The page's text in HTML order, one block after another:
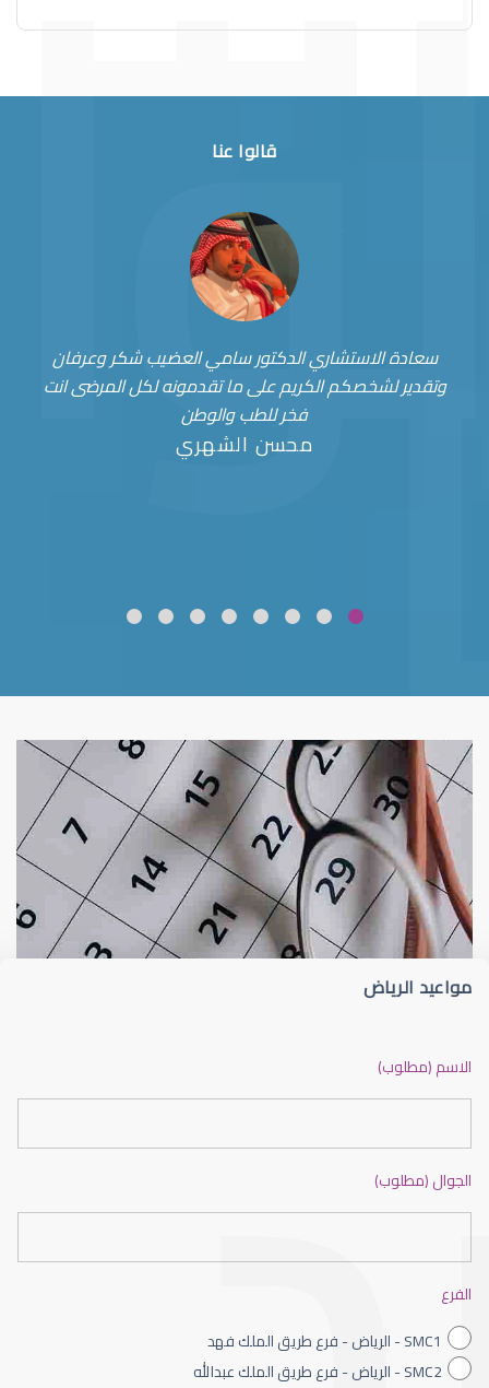
قالوا عنا
سعادة الاستشاري الدكتور سامي العضيب شكر وعرفان
وتقدير لشخصكم الكريم على ما تقدمونه لكل المرضى انت
فخر للطب والوطن
محسن الشهري
قلوبال لرعاية العين ضعف نظر
ضعف نظر الاطفال
مواعيد الرياض
الاسم (مطلوب)
الجوال (مطلوب)
الفرع
SMC1 - الرياض - فرع طريق الملك فهد
SMC2 - الرياض - فرع طريق الملك عبدالله